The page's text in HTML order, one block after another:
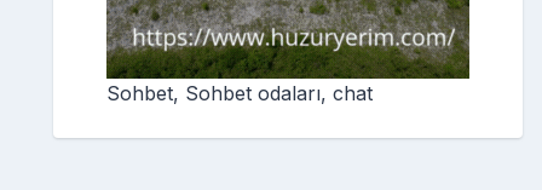
Sohbet, Sohbet odaları, chat